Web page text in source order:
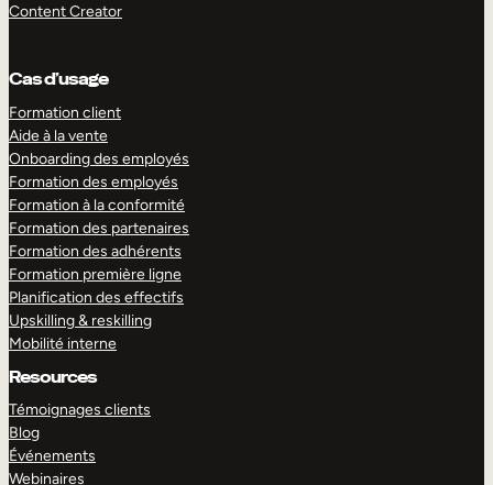
Content Creator
Cas d’usage
Formation client
Aide à la vente
Onboarding des employés
Formation des employés
Formation à la conformité
Formation des partenaires
Formation des adhérents
Formation première ligne
Planification des effectifs
Upskilling & reskilling
Mobilité interne
Resources
Témoignages clients
Blog
Événements
Webinaires